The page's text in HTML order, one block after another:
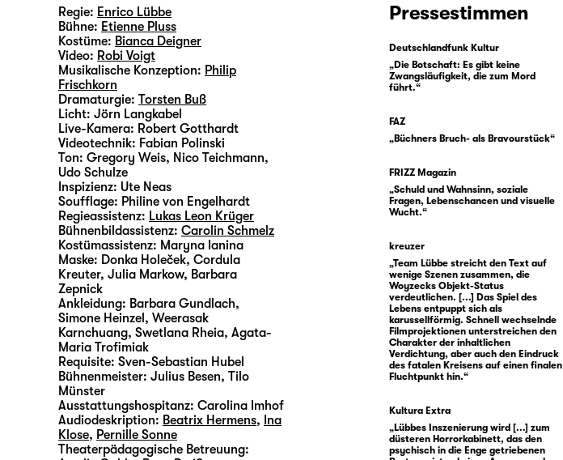
Pressestimmen
Deutschlandfunk Kultur
„Die Botschaft: Es gibt keine
Zwangsläufigkeit, die zum Mord
führt.“
FAZ
„Büchners Bruch- als Bravourstück“
FRIZZ Magazin
„Schuld und Wahnsinn, soziale
Fragen, Lebenschancen und visuelle
Wucht.“
kreuzer
„Team Lübbe streicht den Text auf
wenige Szenen zusammen, die
Woyzecks Objekt-Status
verdeutlichen. [...] Das Spiel des
Lebens entpuppt sich als
karussellförmig. Schnell wechselnde
Filmprojektionen unterstreichen den
Charakter der inhaltlichen
Verdichtung, aber auch den Eindruck
des fatalen Kreisens auf einen finalen
Fluchtpunkt hin.“
Kultura Extra
„Lübbes Inszenierung wird [...] zum
düsteren Horrorkabinett, das den
psychisch in die Enge getriebenen
Regie: Enrico Lübbe
Bühne: Etienne Pluss
Kostüme: Bianca Deigner
Video: Robi Voigt
Musikalische Konzeption: Philip
Frischkorn
Dramaturgie: Torsten Buß
Licht: Jörn Langkabel
Live-Kamera: Robert Gotthardt
Videotechnik: Fabian Polinski
Ton: Gregory Weis, Nico Teichmann,
Udo Schulze
Inspizienz: Ute Neas
Soufflage: Philine von Engelhardt
Regieassistenz: Lukas Leon Krüger
Bühnenbildassistenz: Carolin Schmelz
Kostümassistenz: Maryna Ianina
Maske: Donka Holeček, Cordula
Kreuter, Julia Markow, Barbara
Zepnick
Ankleidung: Barbara Gundlach,
Simone Heinzel, Weerasak
Karnchuang, Swetlana Rheia, Agata-
Maria Trofimiak
Requisite: Sven-Sebastian Hubel
Bühnenmeister: Julius Besen, Tilo
Münster
Ausstattungshospitanz: Carolina Imhof
Audiodeskription: Beatrix Hermens, Ina
Klose, Pernille Sonne
Theaterpädagogische Betreuung: